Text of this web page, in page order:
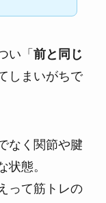
い「 前と同じ
しまいがちで
なく関節や腱
状態。
って筋トレの